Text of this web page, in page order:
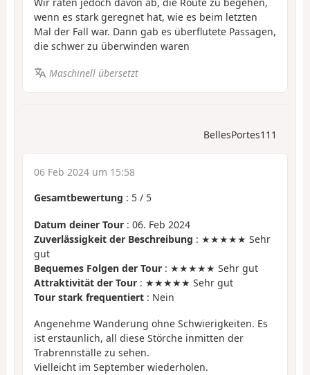
wenn es stark geregnet hat, wie es beim letzten
Mal der Fall war. Dann gab es überflutete Passagen,
die schwer zu überwinden waren
Maschinell übersetzt
BellesPortes111
06 Feb 2024 um 15:58
Gesamtbewertung : 5 / 5
Datum deiner Tour : 06. Feb 2024
Zuverlässigkeit der Beschreibung : ★★★★★ Sehr
gut
Bequemes Folgen der Tour : ★★★★★ Sehr gut
Attraktivität der Tour : ★★★★★ Sehr gut
Tour stark frequentiert : Nein
Angenehme Wanderung ohne Schwierigkeiten. Es
ist erstaunlich, all diese Störche inmitten der
Trabrennställe zu sehen.
Vielleicht im September wiederholen.